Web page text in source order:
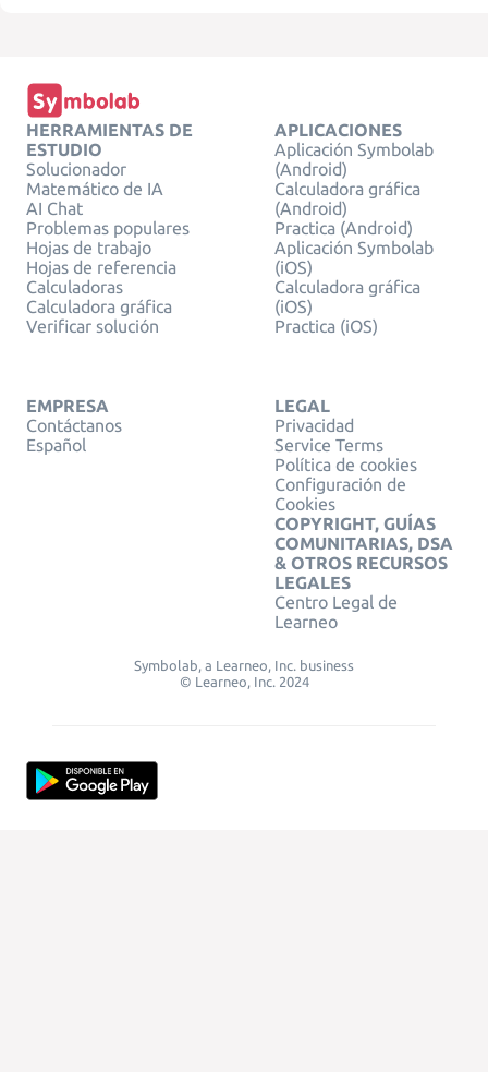
HERRAMIENTAS DE
ESTUDIO
Solucionador
Matemático de IA
AI Chat
Problemas populares
Hojas de trabajo
Hojas de referencia
Calculadoras
Calculadora gráfica
Verificar solución
APLICACIONES
Aplicación Symbolab
(Android)
Calculadora gráfica
(Android)
Practica (Android)
Aplicación Symbolab
(iOS)
Calculadora gráfica
(iOS)
Practica (iOS)
EMPRESA
Contáctanos
Español
LEGAL
Privacidad
Service Terms
Política de cookies
Configuración de
Cookies
COPYRIGHT, GUÍAS
COMUNITARIAS, DSA
& OTROS RECURSOS
LEGALES
Centro Legal de
Learneo
Symbolab, a Learneo, Inc. business
© Learneo, Inc. 2024